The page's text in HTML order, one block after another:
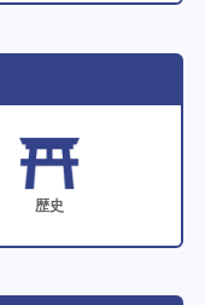
歴史